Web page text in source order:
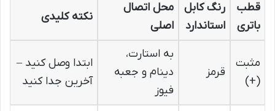
قطب
باتری
رنگ کابل
استاندارد
محل اتصال
اصلی
نکته کلیدی
مثبت
(+)
قرمز
به استارت،
دینام و جعبه
فیوز
ابتدا وصل کنید –
آخرین جدا کنید